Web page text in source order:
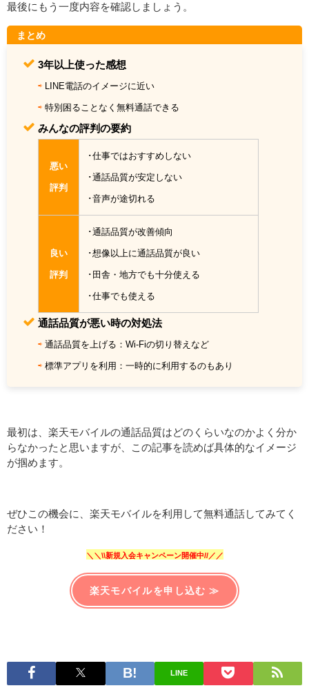
最後にもう一度内容を確認しましょう。
まとめ
3年以上使った感想
⇨ LINE電話のイメージに近い
⇨ 特別困ることなく無料通話できる
みんなの評判の要約
悪い
評判
･仕事ではおすすめしない
･通話品質が安定しない
･音声が途切れる
良い
評判
･通話品質が改善傾向
･想像以上に通話品質が良い
･田舎・地方でも十分使える
･仕事でも使える
通話品質が悪い時の対処法
⇨ 通話品質を上げる：Wi-Fiの切り替えなど
⇨ 標準アプリを利用：一時的に利用するのもあり
最初は、楽天モバイルの通話品質はどのくらいなのかよく分か
らなかったと思いますが、この記事を読めば具体的なイメージ
が掴めます。
ぜひこの機会に、楽天モバイルを利用して無料通話してみてく
ださい！
＼＼\\新規入会キャンペーン開催中//／／
楽天モバイルを申し込む ≫
LINE